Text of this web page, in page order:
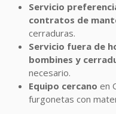
Servicio
contratos de
cerraduras.
Servicio fuera de
bombines y
necesario.
Equipo cercano en
furgonetas con